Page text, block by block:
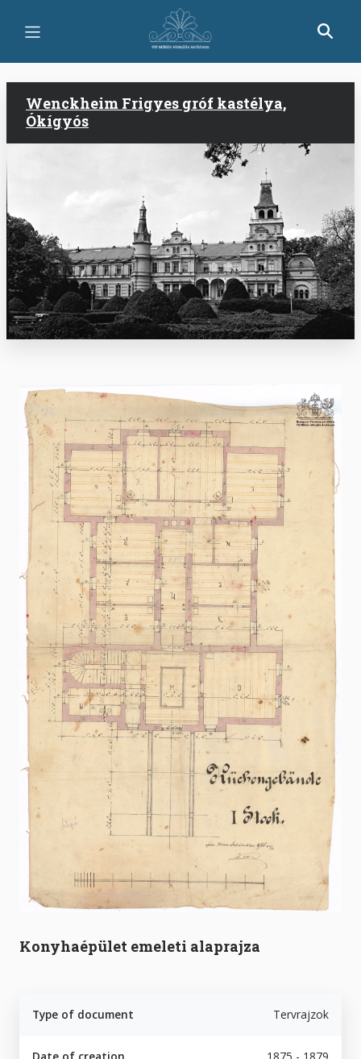
main
Wenckheim Frigyes gróf kastélya,
Ókígyós
Konyhaépület emeleti alaprajza
Type of document Tervrajzok
Date of creation 1875 - 1879